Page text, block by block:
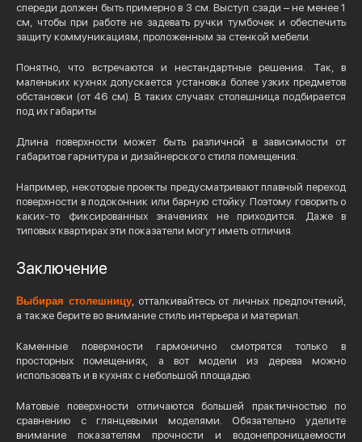
спереди должен быть примерно в 3 см. Выступ сзади – не менее 1
см, чтобы при работе не задевать ручки тумбочек и обеспечить
защиту коммуникациям, проложенным за стенкой мебели.
Понятно, что встречаются и нестандартные решения. Так, в
маленьких кухнях допускается установка более узких предметов
обстановки (от 46 см). В таких случаях столешница подбирается
под их габариты
Длина поверхности может быть различной в зависимости от
габаритов гарнитура и дизайнерского стиля помещения.
Например, некоторые проекты предусматривают плавный переход
поверхности в подоконник или барную стойку. Поэтому говорить о
каких-то фиксированных значениях не приходится. Даже в
типовых квартирах эти показатели могут иметь отличия.
Заключение
Выбирая столешницу, отталкивайтесь от личных предпочтений,
а также берите во внимание стиль интерьера и материал.
Каменные поверхности гармонично смотрятся только в
просторных помещениях, а вот модели из дерева можно
использовать и в кухнях с небольшой площадью.
Матовые поверхности отличаются большей практичностью по
сравнению с глянцевыми моделями. Обязательно уделите
внимание показателям прочности и водонепроницаемости